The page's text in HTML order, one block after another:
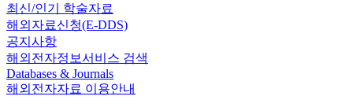
최신/인기 학술자료
해외자료신청(E-DDS)
공지사항
해외전자정보서비스 검색
Databases & Journals
해외전자자료 이용안내